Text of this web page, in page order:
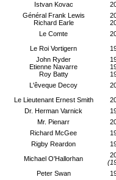
Istvan Kovac
Général Frank Lewis
Richard Earle
Le Comte
Le Roi Vortigern
John Ryder
Etienne Navarre
Roy Batty
L'êveque Decoy
Le Lieutenant Ernest Smith
Dr. Herman Varnick
Mr. Pienarr
Richard McGee
Rigby Reardon
Michael O'Hallorhan
Peter Swan